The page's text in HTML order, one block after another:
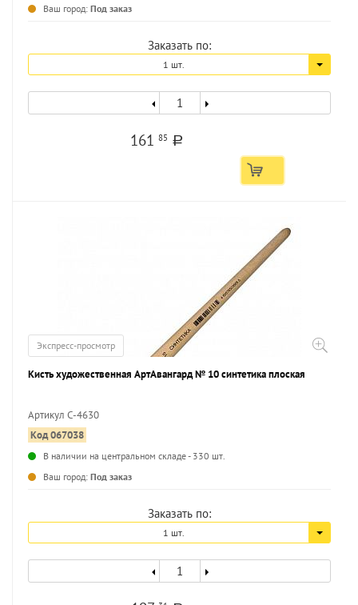
Ваш город: Под заказ
Заказать по:
1 шт.
16185 a
Экспресс-просмотр
Кисть художественная АртАвангард № 10 синтетика плоская
Артикул С-4630
Код 067038
В наличии на центральном складе - 330 шт.
Ваш город: Под заказ
Заказать по:
1 шт.